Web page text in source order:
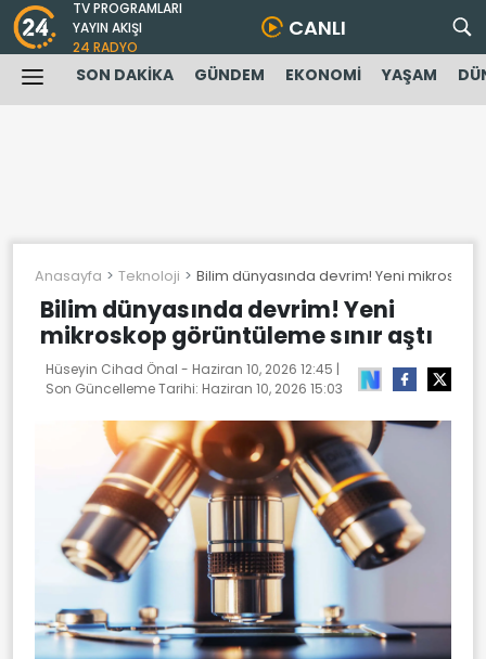
TV PROGRAMLARI
YAYIN AKIŞI
24 RADYO
CANLI
SON DAKİKA GÜNDEM EKONOMİ YAŞAM
Anasayfa Teknoloji Bilim dünyasında devrim! Yeni mikroskop
Bilim dünyasında devrim! Yeni
mikroskop görüntüleme sınır aştı
Hüseyin Cihad Önal - Haziran 10, 2026 12:45 |
Son Güncelleme Tarihi: Haziran 10, 2026 15:03